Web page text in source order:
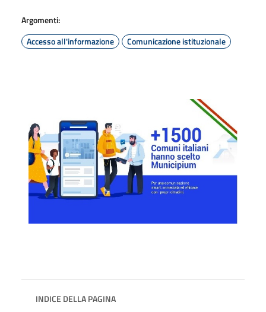
Argomenti:
Accesso all'informazione
Comunicazione istituzionale
INDICE DELLA PAGINA